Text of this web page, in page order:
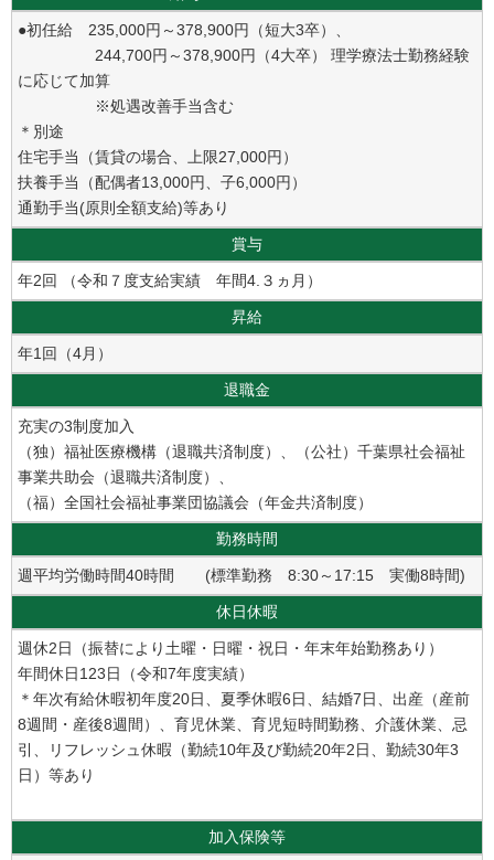
●初任給 235,000円～378,900円（短大3卒）、
244,700円～378,900円（4大卒） 理学療法士勤務経験
に応じて加算
※処遇改善手当含む
＊別途
住宅手当（賃貸の場合、上限27,000円）
扶養手当（配偶者13,000円、子6,000円）
通勤手当(原則全額支給)等あり
賞与
年2回 （令和７度支給実績 年間4.３ヵ月）
昇給
年1回（4月）
退職金
充実の3制度加入
（独）福祉医療機構（退職共済制度）、（公社）千葉県社会福祉
事業共助会（退職共済制度）、
（福）全国社会福祉事業団協議会（年金共済制度）
勤務時間
週平均労働時間40時間 (標準勤務 8:30～17:15 実働8時間)
休日休暇
週休2日（振替により土曜・日曜・祝日・年末年始勤務あり）
年間休日123日（令和7年度実績）
＊年次有給休暇初年度20日、夏季休暇6日、結婚7日、出産（産前
8週間・産後8週間）、育児休業、育児短時間勤務、介護休業、忌
引、リフレッシュ休暇（勤続10年及び勤続20年2日、勤続30年3
日）等あり
加入保険等